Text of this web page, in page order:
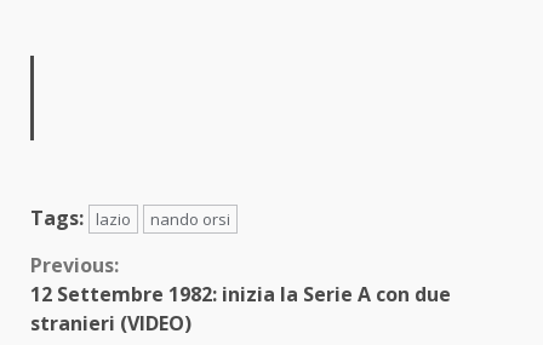
Tags: lazio nando orsi
Continue
Reading
Previous:
12 Settembre 1982: inizia la Serie A con due
stranieri (VIDEO)